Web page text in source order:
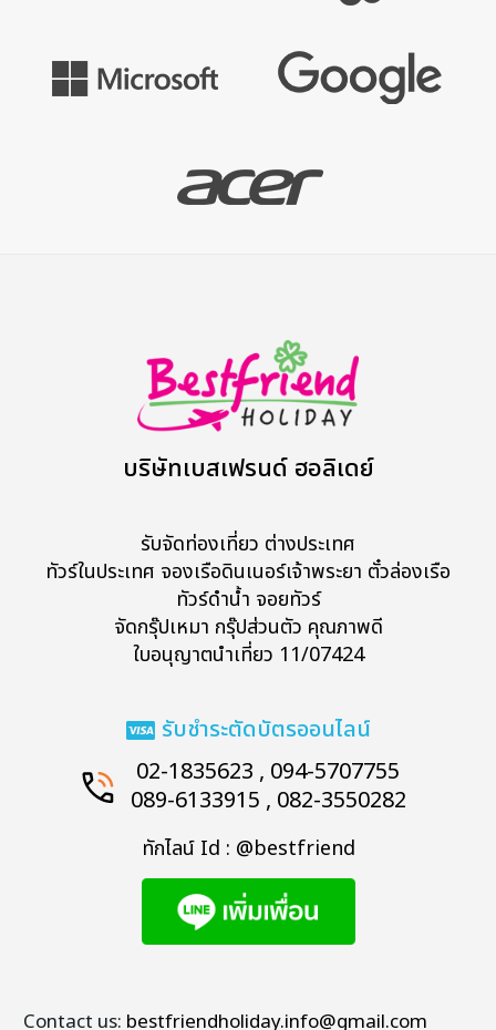
บริษัทเบสเฟรนด์ ฮอลิเดย์
รับจัดท่องเที่ยว ต่างประเทศ
ทัวร์ในประเทศ จองเรือดินเนอร์เจ้าพระยา ตั๋วล่องเรือ
ทัวร์ดำน้ำ จอยทัวร์
จัดกรุ๊ปเหมา กรุ๊ปส่วนตัว คุณภาพดี
ใบอนุญาตนำเที่ยว 11/07424
รับชำระตัดบัตรออนไลน์
02-1835623 , 094-5707755
089-6133915 , 082-3550282
ทักไลน์ Id : @bestfriend
Contact us: bestfriendholiday.info@gmail.com